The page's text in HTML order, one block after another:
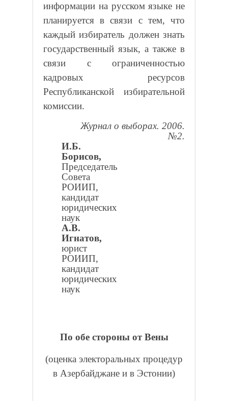
информации на русском языке не
планируется в связи с тем, что
каждый избиратель должен знать
государственный язык, а также в
связи с ограниченностью
кадровых ресурсов
Республиканской избирательной
комиссии.
Журнал о выборах. 2006.
№2.
И.Б.
Борисов,
Председатель
Совета
РОИИП,
кандидат
юридических
наук
А.В.
Игнатов,
юрист
РОИИП,
кандидат
юридических
наук
По обе стороны от Вены
(оценка электоральных процедур
в Азербайджане и в Эстонии)